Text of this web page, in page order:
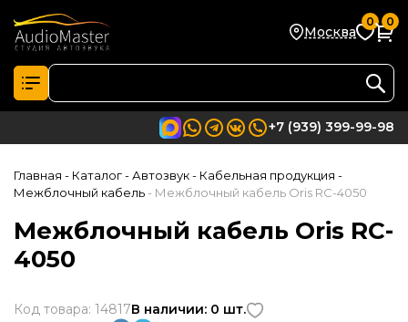
Москва
0 0
+7 (939) 399-99-98
Главная - Каталог- Автозвук- Кабельная продукция -
Межблочный кабель - Межблочный кабель Oris RC-4050
Межблочный кабель Oris RC-
4050
Код товара: 14817В наличии: 0 шт.